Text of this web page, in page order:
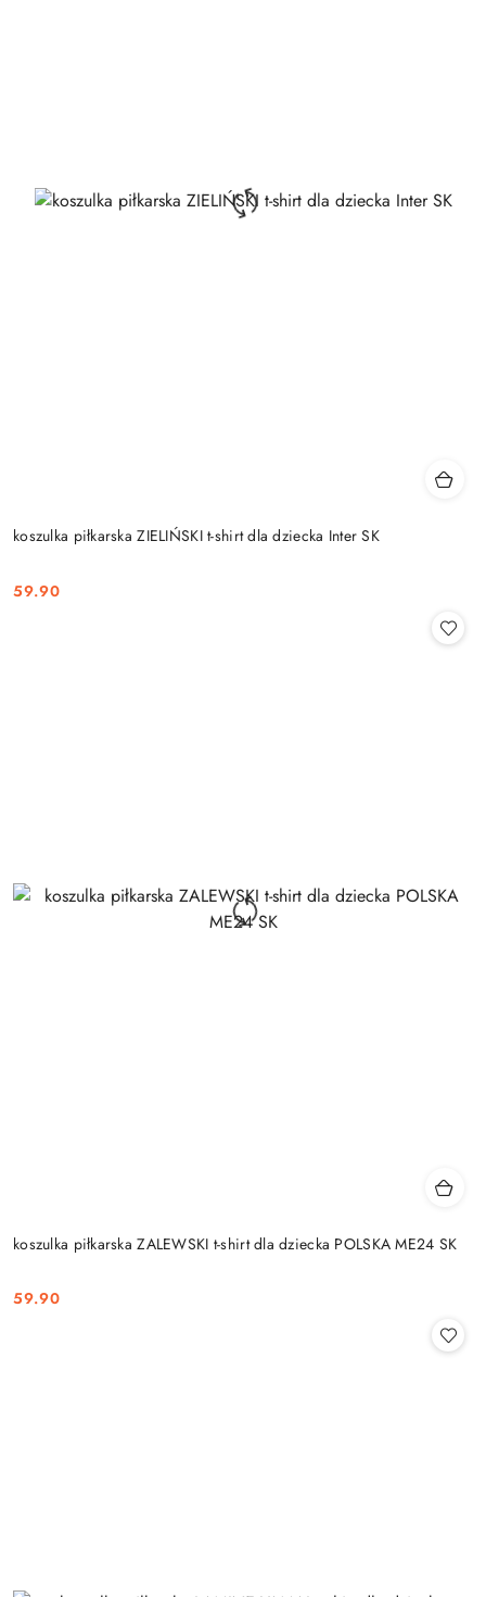
koszulka piłkarska ZIELIŃSKI t-shirt dla dziecka Inter SK
Cena:
59.90
koszulka piłkarska ZALEWSKI t-shirt dla dziecka POLSKA ME24 SK
Cena:
59.90